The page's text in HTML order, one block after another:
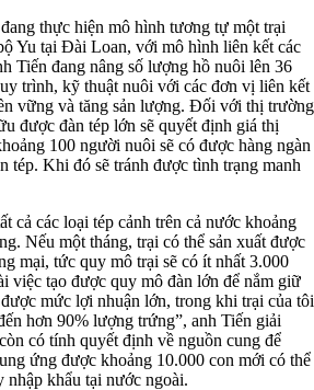
thực hiện mô hình tương tự một trại
Yu tại Đài Loan, với mô hình liên kết các
Tiến đang nâng số lượng hồ nuôi lên 36
trình, kỹ thuật nuôi với các đơn vị liên kết
vững và tăng sản lượng. Đối với thị trường
được đàn tép lớn sẽ quyết định giá thị
100 người nuôi sẽ có được hàng ngàn
tép. Khi đó sẽ tránh được tình trạng manh
cả các loại tép cảnh trên cả nước khoảng
Nếu một tháng, trại có thể sản xuất được
mại, tức quy mô trại sẽ có ít nhất 3.000
việc tạo được quy mô đàn lớn để nắm giữ
mức lợi nhuận lớn, trong khi trại của tôi
hơn 90% lượng trứng”, anh Tiến giải
có tính quyết định về nguồn cung để
ứng được khoảng 10.000 con mới có thể
nhập khẩu tại nước ngoài.